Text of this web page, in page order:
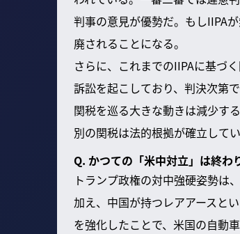
判事の意見が優勢だ。もしIIPA
廃されることになる。
さらに、これまでのIIPAに基づ
訴訟を起こしており、判決次第
関税を巡る大きな動きは減少す
別の関税は法的根拠が確立して
Q. かつての「米中対立」は終わ
トランプ政権の対中強硬姿勢は
加え、中国が持つレアアースと
を強化したことで、米国の自動